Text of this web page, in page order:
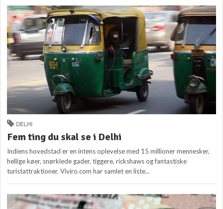
DELHI
Fem ting du skal se i Delhi
Indiens hovedstad er en intens oplevelse med 15 millioner mennesker,
hellige køer, snørklede gader, tiggere, rickshaws og fantastiske
turistattraktioner. Viviro.com har samlet en liste...